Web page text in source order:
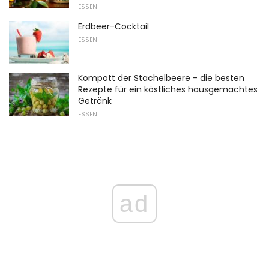
ESSEN
Erdbeer-Cocktail
ESSEN
Kompott der Stachelbeere - die besten
Rezepte für ein köstliches hausgemachtes
Getränk
ESSEN
ad